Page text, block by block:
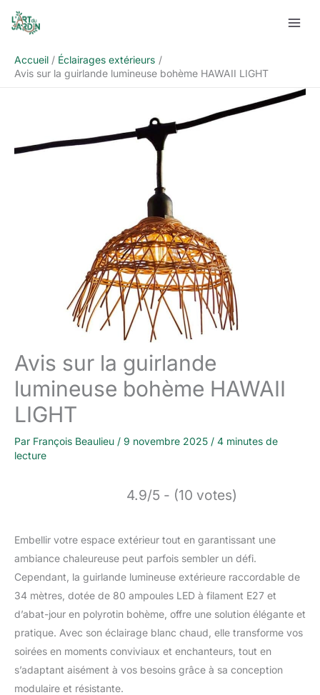
Aller
Accueil
Éclairages extérieurs
Avis sur la guirlande lumineuse bohème HAWAII LIGHT
Avis sur la guirlande
lumineuse bohème HAWAII
LIGHT
Par François Beaulieu / 9 novembre 2025 / 4 minutes de
lecture
4.9/5 - (10 votes)
Embellir votre espace extérieur tout en garantissant une
ambiance chaleureuse peut parfois sembler un défi.
Cependant, la guirlande lumineuse extérieure raccordable de
34 mètres, dotée de 80 ampoules LED à filament E27 et
d’abat-jour en polyrotin bohème, offre une solution élégante et
pratique. Avec son éclairage blanc chaud, elle transforme vos
soirées en moments conviviaux et enchanteurs, tout en
s’adaptant aisément à vos besoins grâce à sa conception
modulaire et résistante.
Rechercher